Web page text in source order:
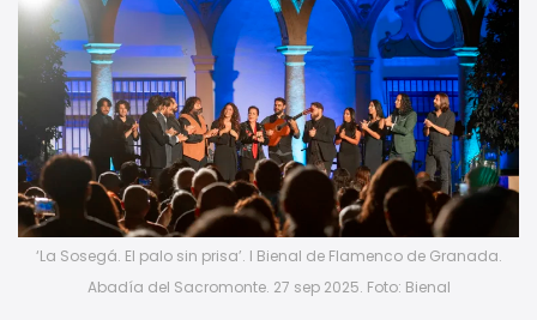
‘La Sosegá. El palo sin prisa’. I Bienal de Flamenco de Granada.
Abadía del Sacromonte. 27 sep 2025. Foto: Bienal